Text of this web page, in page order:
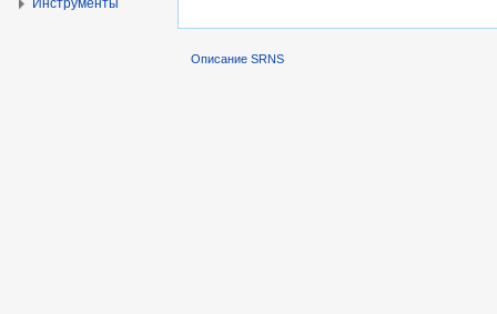
Инструменты
Описание SRNS